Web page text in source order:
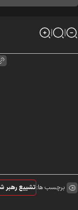
برچسب ها:تشییع رهبر